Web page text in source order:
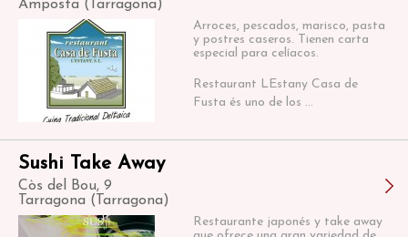
Amposta (Tarragona)
Arroces, pescados, marisco, pasta
y postres caseros. Tienen carta
especial para celíacos.
Restaurant LEstany Casa de
Fusta és uno de los ...
Sushi Take Away
Còs del Bou, 9
Tarragona (Tarragona)
Restaurante japonés y take away